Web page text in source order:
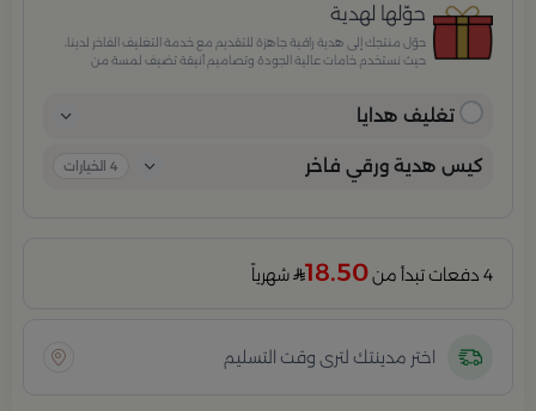
حوّلها لهدية
حوّل منتجك إلى هدية راقية جاهزة للتقديم مع خدمة التغليف الفاخر لدينا،
حيث نستخدم خامات عالية الجودة وتصاميم أنيقة تضيف لمسة من
تغليف هدايا
كيس هدية ورقي فاخر 4 الخيارات
4 دفعات تبدأ من 18.50 شهرياً
اختر مدينتك لترى وقت التسليم